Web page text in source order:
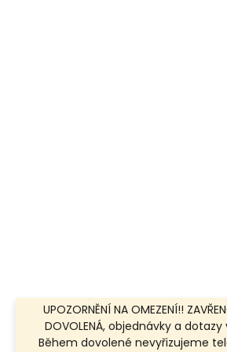
UPOZORNĚNÍ NA OMEZENÍ!!
DOVOLENÁ, objednávky a
Během dovolené nevyřizujeme